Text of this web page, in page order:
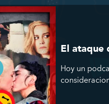
El ataque
Hoy un